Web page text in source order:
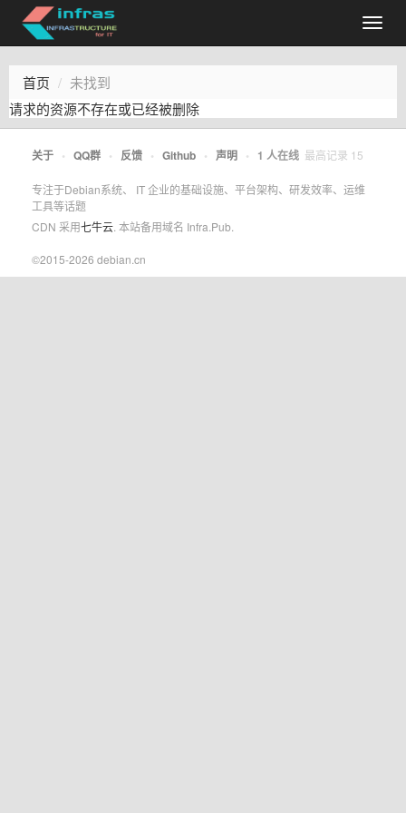
首页
未找到
请求的资源不存在或已经被删除
关于 • QQ群 • 反馈 • Github • 声明 • 1 人在线 最高记录 15
专注于Debian系统、 IT 企业的基础设施、平台架构、研发效率、运维
工具等话题
CDN 采用七牛云 . 本站备用域名 Infra.Pub.
©2015-2026 debian.cn